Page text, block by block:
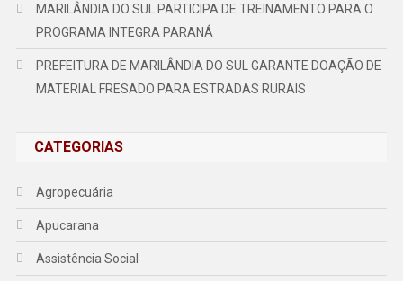
MARILÂNDIA DO SUL PARTICIPA DE TREINAMENTO PARA O
PROGRAMA INTEGRA PARANÁ
PREFEITURA DE MARILÂNDIA DO SUL GARANTE DOAÇÃO DE
MATERIAL FRESADO PARA ESTRADAS RURAIS
CATEGORIAS
Agropecuária
Apucarana
Assistência Social